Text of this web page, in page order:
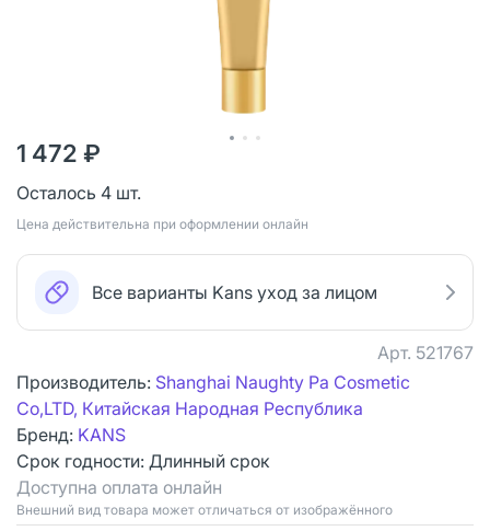
1 472 ₽
Осталось 4 шт.
Цена действительна при оформлении онлайн
Все варианты Kans уход за лицом
Арт. 521767
Производитель: Shanghai Naughty Pa Cosmetic
Co,LTD, Китайская Народная Республика
Бренд: KANS
Срок годности: Длинный срок
Доступна оплата онлайн
Bнешний вид товара может отличаться от изображённого